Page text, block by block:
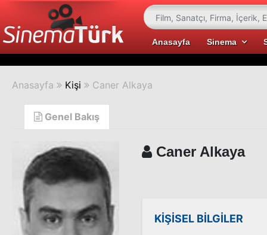
Anasayfa Sinema
Anasayfa Kişi Caner Alkaya
Genel Bakış
Caner Alkaya
KİŞİSEL BİLGİLER